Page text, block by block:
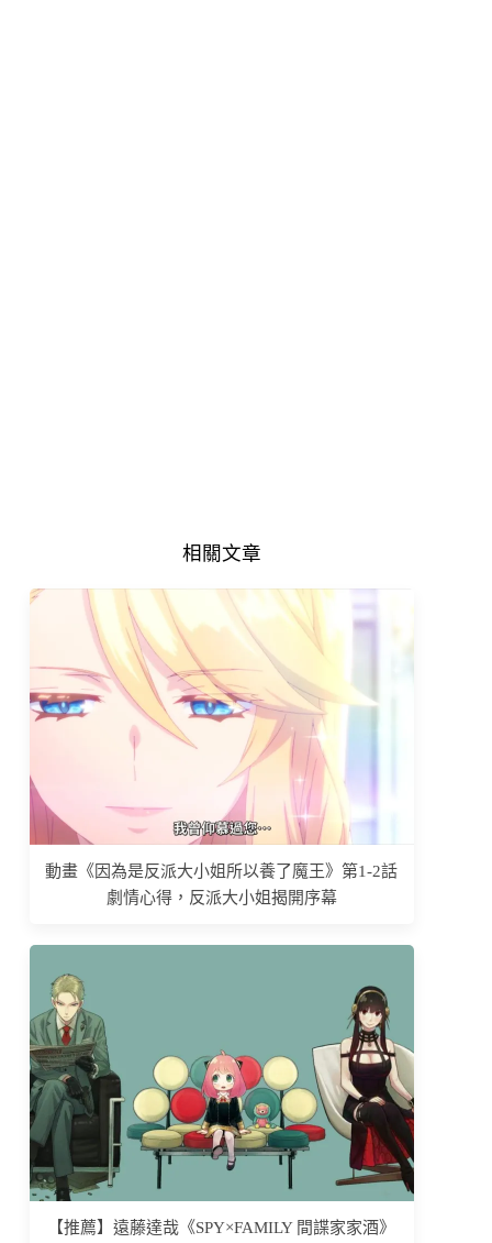
相關文章
動畫《因為是反派大小姐所以養了魔王》第1-2話
劇情心得，反派大小姐揭開序幕
【推薦】遠藤達哉《SPY×FAMILY 間諜家家酒》